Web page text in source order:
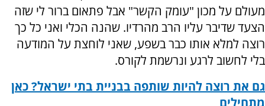
מעולם על מכון "עומק הקשר" אבל פתאום ברור לי שזה
הצעד שדיבר עליו הרב מהרדיו. שהנה הכלי ואני כל כך
רוצה למלא אותו כבר בשפע, שאני לוחצת על המודעה
בלי לחשוב לרגע ונרשמת לקורס.
גם את רוצה להיות שותפה בבניית בתי ישראל? כאן